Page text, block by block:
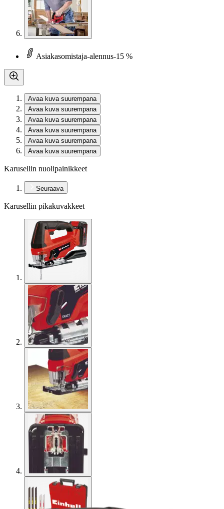
Asiakasomistaja-alennus-15 %
Avaa kuva suurempana
Avaa kuva suurempana
Avaa kuva suurempana
Avaa kuva suurempana
Avaa kuva suurempana
Avaa kuva suurempana
Karusellin nuolipainikkeet
Seuraava
Karusellin pikakuvakkeet